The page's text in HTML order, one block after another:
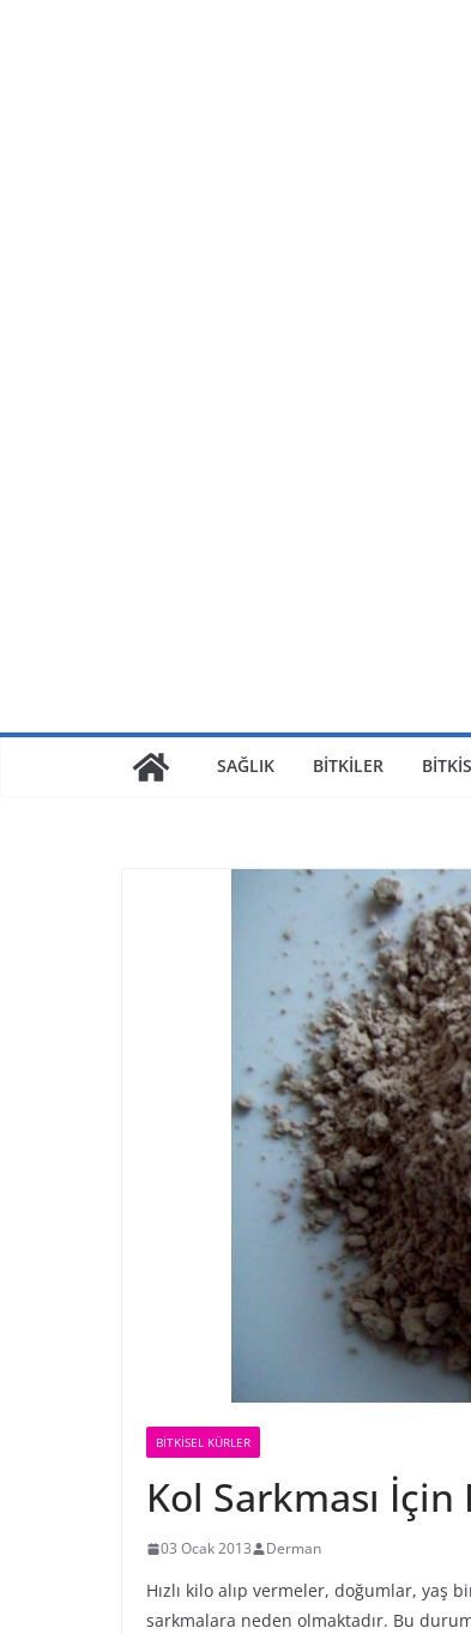
SAĞLIK BİTKİLER
BİTKİSEL KÜRLER
Kol Sarkması
03 Ocak 2013 Derman
Hızlı kilo alıp vermeler, doğumlar, yaş
sarkmalara neden olmaktadır. Bu